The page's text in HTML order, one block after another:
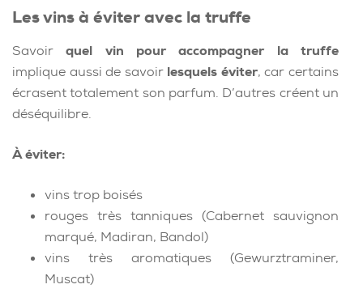
Les vins à éviter avec la truffe
Savoirquel vin pour accompagner la truffe
implique aussi de savoir lesquels éviter, car certains
écrasent totalement son parfum. D’autres créent un
déséquilibre.
À éviter:
vins trop boisés
rouges très tanniques (Cabernet sauvignon
marqué, Madiran, Bandol)
vins très aromatiques (Gewurztraminer,
Muscat)